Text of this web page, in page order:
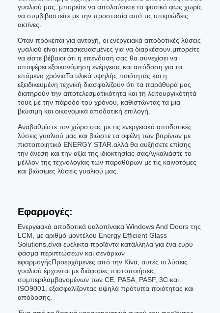
γυαλιού μας, μπορείτε να απολαύσετε το φυσικό φως χωρίς
να συμβιβαστείτε με την προστασία από τις υπεριώδεις
ακτίνες.
Όταν πρόκειται για αντοχή, οι ενεργειακά αποδοτικές λύσεις
γυαλιού είναι κατασκευασμένες για να διαρκέσουν.μπορείτε
να είστε βέβαιοι ότι η επένδυσή σας θα συνεχίσει να
αποφέρει εξοικονόμηση ενέργειας και απόδοση για τα
επόμενα χρόνιαΤα υλικά υψηλής ποιότητας και η
εξειδικευμένη τεχνική διασφαλίζουν ότι τα παράθυρά μας
διατηρούν την αποτελεσματικότητα και τη λειτουργικότητά
τους με την πάροδο του χρόνου, καθιστώντας τα μια
βιώσιμη και οικονομικά αποδοτική επιλογή.
Αναβαθμίστε τον χώρο σας με τις ενεργειακά αποδοτικές
λύσεις γυαλιού μας και βιώστε τα οφέλη των βιτρίνων με
πιστοποιητικό ENERGY STAR.αλλά θα αυξήσετε επίσης
την άνεση και την αξία της ιδιοκτησίας σαςΑγκαλιάστε το
μέλλον της τεχνολογίας των παραθύρων με τις καινοτόμες
και βιώσιμες λύσεις γυαλιού μας.
Εφαρμογές:
Ενεργειακά αποδοτικά υαλοπίνακα Windows And Doors της
LCM, με αριθμό μοντέλου Energy Efficient Glass
Solutions,είναι ευέλικτα προϊόντα κατάλληλα για ένα ευρύ
φάσμα περιπτώσεων και σενάριων
εφαρμογήςΠροερχόμενες από την Κίνα, αυτές οι λύσεις
γυαλιού έρχονται με διάφορες πιστοποιήσεις,
συμπεριλαμβανομένων των CE, PASA, PASF, 3C και
ISO9001, εξασφαλίζοντας υψηλά πρότυπα ποιότητας και
απόδοσης.